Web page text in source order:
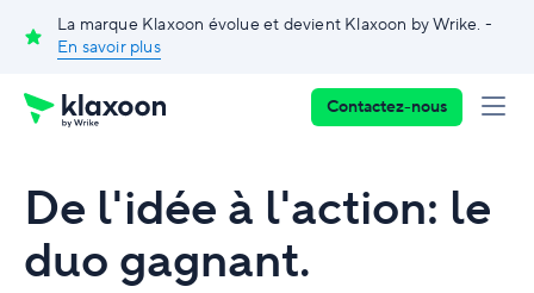
La marque Klaxoon évolue et devient Klaxoon by Wrike. -
En savoir plus
Contactez-nous
De l'idée à l'action: le
duo gagnant.